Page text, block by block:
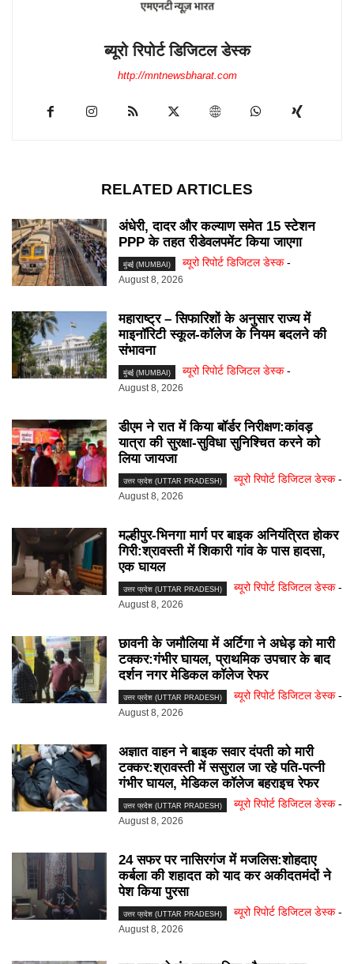
ब्यूरो रिपोर्ट डिजिटल डेस्क
http://mntnewsbharat.com
RELATED ARTICLES
अंधेरी, दादर और कल्याण समेत 15 स्टेशन
PPP के तहत रीडेवलपमेंट किया जाएगा
मुंबई (MUMBAI) ब्यूरो रिपोर्ट डिजिटल डेस्क -
August 8, 2026
महाराष्ट्र – सिफारिशों के अनुसार राज्य में
माइनॉरिटी स्कूल-कॉलेज के नियम बदलने की
संभावना
मुंबई (MUMBAI) ब्यूरो रिपोर्ट डिजिटल डेस्क -
August 8, 2026
डीएम ने रात में किया बॉर्डर निरीक्षण:कांवड़
यात्रा की सुरक्षा-सुविधा सुनिश्चित करने को
लिया जायजा
उत्तर प्रदेश (UTTAR PRADESH) ब्यूरो रिपोर्ट डिजिटल डेस्क -
August 8, 2026
मल्हीपुर-भिनगा मार्ग पर बाइक अनियंत्रित होकर
गिरी:श्रावस्ती में शिकारी गांव के पास हादसा,
एक घायल
उत्तर प्रदेश (UTTAR PRADESH) ब्यूरो रिपोर्ट डिजिटल डेस्क -
August 8, 2026
छावनी के जमौलिया में अर्टिगा ने अधेड़ को मारी
टक्कर:गंभीर घायल, प्राथमिक उपचार के बाद
दर्शन नगर मेडिकल कॉलेज रेफर
उत्तर प्रदेश (UTTAR PRADESH) ब्यूरो रिपोर्ट डिजिटल डेस्क -
August 8, 2026
अज्ञात वाहन ने बाइक सवार दंपती को मारी
टक्कर:श्रावस्ती में ससुराल जा रहे पति-पत्नी
गंभीर घायल, मेडिकल कॉलेज बहराइच रेफर
उत्तर प्रदेश (UTTAR PRADESH) ब्यूरो रिपोर्ट डिजिटल डेस्क -
August 8, 2026
24 सफर पर नासिरगंज में मजलिस:शोहदाए
कर्बला की शहादत को याद कर अकीदतमंदों ने
पेश किया पुरसा
उत्तर प्रदेश (UTTAR PRADESH) ब्यूरो रिपोर्ट डिजिटल डेस्क -
August 8, 2026